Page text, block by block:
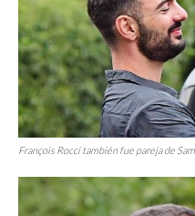
François Rocci también fue pareja de